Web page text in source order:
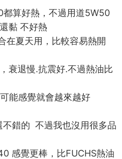
都算好熱，不過用道5W50
黏 不好熱
在夏天用，比較容易熱開
衰退慢.抗震好.不過熱油比
能感覺就會越來越好
不錯的 不過我也沒用很多品
感覺更棒，比FUCHS熱油